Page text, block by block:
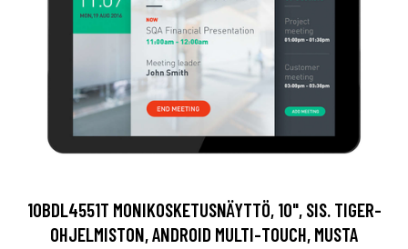
10BDL4551T MONIKOSKETUSNÄYTTÖ, 10", SIS. TIGER-
OHJELMISTON, ANDROID MULTI-TOUCH, MUSTA